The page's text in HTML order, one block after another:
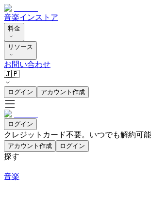
音楽インストア
料金
リソース
お問い合わせ
🇯🇵
ログイン アカウント作成
ログイン
クレジットカード不要。いつでも解約可能
アカウント作成 ログイン
探す
音楽